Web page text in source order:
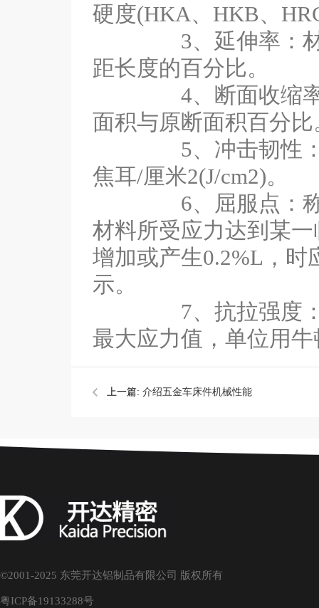
硬度(HKA、HKB、
3、延伸率：材料
距长度的百分比。
4、断面收缩率材
面积与原断面积百分比
5、冲击韧性：材
焦耳/厘米2(J/cm2)。
6、屈服点：称屈
材料所受应力达到某
增加或产生0.2%L，时
示。
7、抗拉强度：也
最大应力值，单位用
上一篇: 介绍五金车床件机械性能
©2001-2025 东莞开达铝制品有限公司 版权所有
粤ICP备19133288号